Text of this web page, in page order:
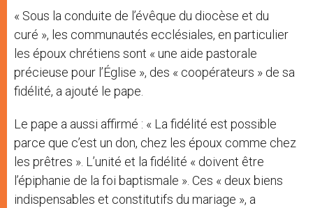
« Sous la conduite de l’évêque du diocèse et du
curé », les communautés ecclésiales, en particulier
les époux chrétiens sont « une aide pastorale
précieuse pour l’Église », des « coopérateurs » de sa
fidélité, a ajouté le pape.
Le pape a aussi affirmé : « La fidélité est possible
parce que c’est un don, chez les époux comme chez
les prêtres ». L’unité et la fidélité « doivent être
l’épiphanie de la foi baptismale ». Ces « deux biens
indispensables et constitutifs du mariage », a